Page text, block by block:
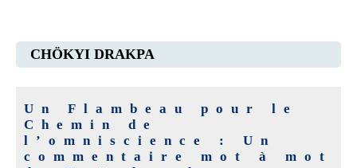
CHÖKYI DRAKPA
Un Flambeau pour le
Chemin de
l’omniscience : Un
commentaire mot à mot